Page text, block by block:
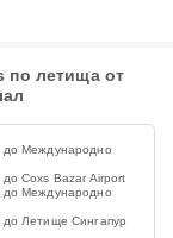
по летища от
Международно
Coxs Bazar Airport
Международно
Летище Сингапур